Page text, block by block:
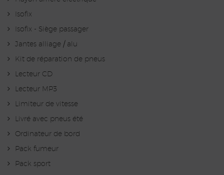
Isofix
Isofix - Siège passager
Jantes alliage / alu
Kit de réparation de pneus
Lecteur CD
Lecteur MP3
Limiteur de vitesse
Livré avec pneus été
Ordinateur de bord
Pack fumeur
Pack sport